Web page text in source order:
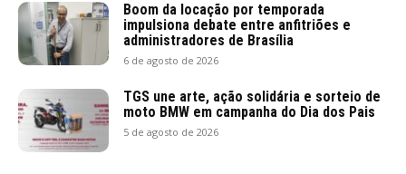
Boom da locação por temporada
impulsiona debate entre anfitriões e
administradores de Brasília
6 de agosto de 2026
TGS une arte, ação solidária e sorteio de
moto BMW em campanha do Dia dos Pais
5 de agosto de 2026